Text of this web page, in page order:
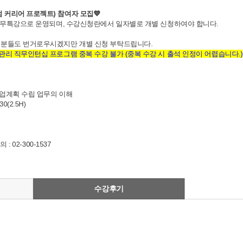
리어 프로젝트) 참여자 모집💙
특강으로 운영되며, 수강신청란에서 일자별로 개별 신청하여야 합니다.
들도 번거로우시겠지만 개별 신청 부탁드립니다.
리 직무인턴십 프로그램 중복 수강 불가 (중복 수강 시 출석 인정이 어렵습니다.)
계획 수립 업무의 이해
: 02-300-1537
수강후기